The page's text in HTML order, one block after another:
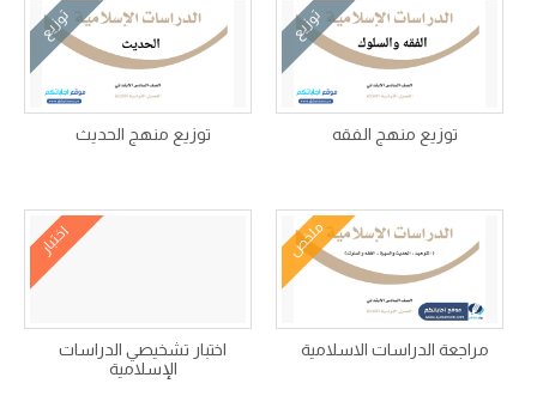
توزيع
توزيع منهج الفقه
توزيع
توزيع منهج الحديث
ملخص
مراجعة الدراسات الاسلامية
اختبار
اختبار تشخيصي الدراسات
الإسلامية